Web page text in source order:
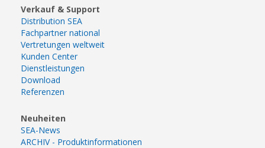
Verkauf & Support
Distribution SEA
Fachpartner national
Vertretungen weltweit
Kunden Center
Dienstleistungen
Download
Referenzen
Neuheiten
SEA-News
ARCHIV - Produktinformationen